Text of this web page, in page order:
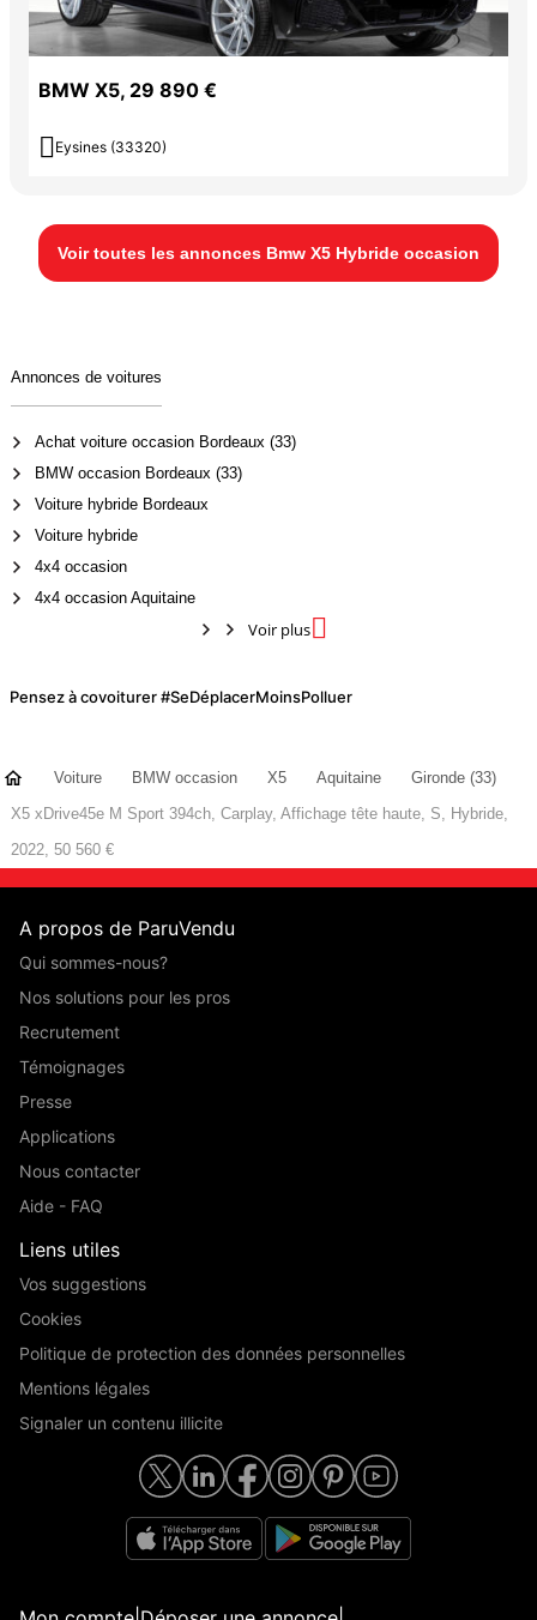
BMW X5, 29 890 €
 Eysines (33320)
Voir toutes les annonces Bmw X5 Hybride occasion
Annonces de voitures
Achat voiture occasion Bordeaux (33)
BMW occasion Bordeaux (33)
Voiture hybride Bordeaux
Voiture hybride
4x4 occasion
4x4 occasion Aquitaine
Voir plus
Pensez à covoiturer #SeDéplacerMoinsPolluer
Voiture BMW occasion X5 Aquitaine
Gironde (33)
X5 xDrive45e M Sport 394ch, Carplay, Affichage tête haute, S, Hybride,
2022, 50 560 €
A propos de ParuVendu
Qui sommes-nous?
Nos solutions pour les pros
Recrutement
Témoignages
Presse
Applications
Nous contacter
Aide - FAQ
Liens utiles
Vos suggestions
Cookies
Politique de protection des données personnelles
Mentions légales
Signaler un contenu illicite